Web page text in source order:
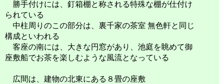
勝手付けには、釘箱棚と称される特殊な棚が仕付け
られている
中柱周りのこの部分は、裏千家の茶室 無色軒と同じ
構成といわれる
客座の南には、大きな円窓があり、池庭を眺めて御
座敷船でお茶を楽しむような風流となっている
広間は、建物の北東にある８畳の座敷